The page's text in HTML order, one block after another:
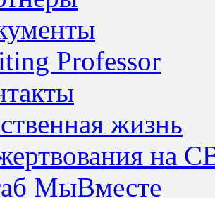
Professor
жизнь
на
МыВместе